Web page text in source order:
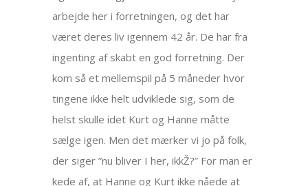
arbejde her i forretningen, og det har
været deres liv igennem 42 år. De har fra
ingenting af skabt en god forretning. Der
kom så et mellemspil på 5 måneder hvor
tingene ikke helt udviklede sig, som de
helst skulle idet Kurt og Hanne måtte
sælge igen. Men det mærker vi jo på folk,
der siger ”nu bliver I her, ikkŽ?” For man er
kede af, at Hanne og Kurt ikke nåede at